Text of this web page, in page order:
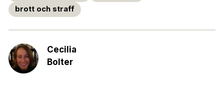
brott och straff
Cecilia
Bolter